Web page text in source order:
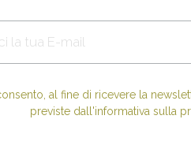
al fine di ricevere la
previste dall'informativa sulla